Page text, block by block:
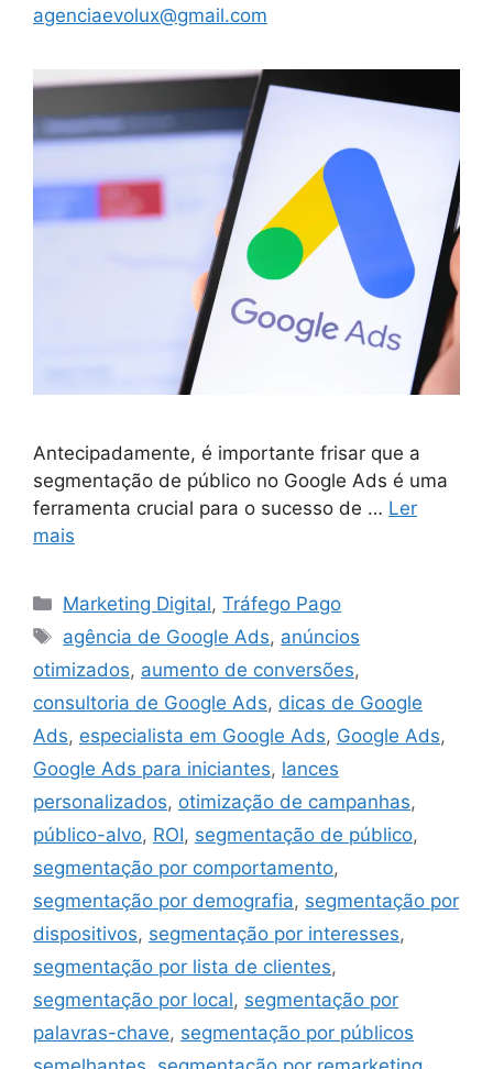
agenciaevolux@gmail.com
Antecipadamente, é importante frisar que a
segmentação de público no Google Ads é uma
ferramenta crucial para o sucesso de … Ler
mais
Categorias
Marketing Digital,Tráfego Pago
Tags
agência de Google Ads, anúncios
otimizados, aumento de conversões,
consultoria de Google Ads, dicas de Google
Ads, especialista em Google Ads, Google Ads,
Google Ads para iniciantes, lances
personalizados, otimização de campanhas,
público-alvo, ROI, segmentação de público,
segmentação por comportamento,
segmentação por demografia, segmentação por
dispositivos, segmentação por interesses,
segmentação por lista de clientes,
segmentação por local, segmentação por
palavras-chave, segmentação por públicos